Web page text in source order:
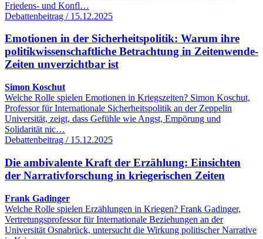
Friedens- und Konfl…
Debattenbeitrag / 15.12.2025
Emotionen in der Sicherheitspolitik: Warum ihre
politikwissenschaftliche Betrachtung in Zeitenwende-
Zeiten unverzichtbar ist
Simon Koschut
Welche Rolle spielen Emotionen in Kriegszeiten? Simon Koschut,
Professor für Internationale Sicherheitspolitik an der Zeppelin
Universität, zeigt, dass Gefühle wie Angst, Empörung und
Solidarität nic…
Debattenbeitrag / 15.12.2025
Die ambivalente Kraft der Erzählung: Einsichten
der Narrativforschung in kriegerischen Zeiten
Frank Gadinger
Welche Rolle spielen Erzählungen in Kriegen? Frank Gadinger,
Vertretungsprofessor für Internationale Beziehungen an der
Universität Osnabrück, untersucht die Wirkung politischer Narrative